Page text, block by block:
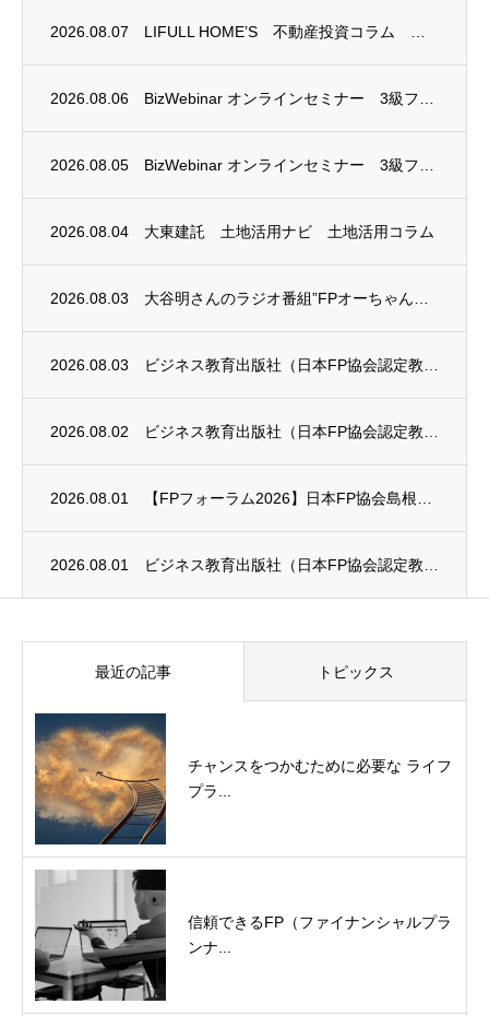
2026.08.07
2026.08.06
2026.08.05
2026.08.04 大東建託 土地活用ナビ 土地活用コラム
2026.08.03
2026.08.03
2026.08.02
2026.08.01
2026.08.01
最近の記事 トピックス
チャンスをつかむために必要な ライフ
プラ...
信頼できるFP（ファイナンシャルプラ
ンナ...